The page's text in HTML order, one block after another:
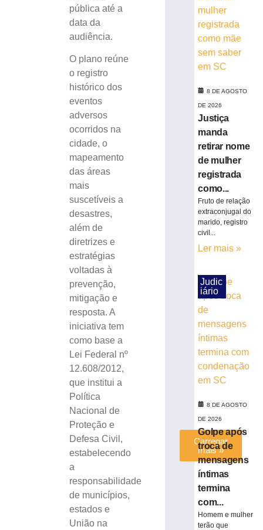
pública até a
data da
audiência.
O plano reúne
o registro
histórico dos
eventos
adversos
ocorridos na
cidade, o
mapeamento
das áreas
mais
suscetíveis a
desastres,
além de
diretrizes e
estratégias
voltadas à
prevenção,
mitigação e
resposta. A
iniciativa tem
como base a
Lei Federal nº
12.608/2012,
que institui a
Política
Nacional de
Proteção e
Defesa Civil,
estabelecendo
a
responsabilidade
de municípios,
estados e
União na
São
Bento
(SC)
agosto
mais
Homem
preso
com
quase
maconha
Blumenau
agosto
Carregar
mais »
8 DE AGOSTO
DE 2026
Justiça
manda
retirar nome
de mulher
registrada
como...
Fruto de relação
extraconjugal do
marido, registro
civil...
Ler mais »
Judic
iário
8 DE AGOSTO
DE 2026
Golpe após
troca de
mensagens
íntimas
termina
com...
Homem e mulher
terão que